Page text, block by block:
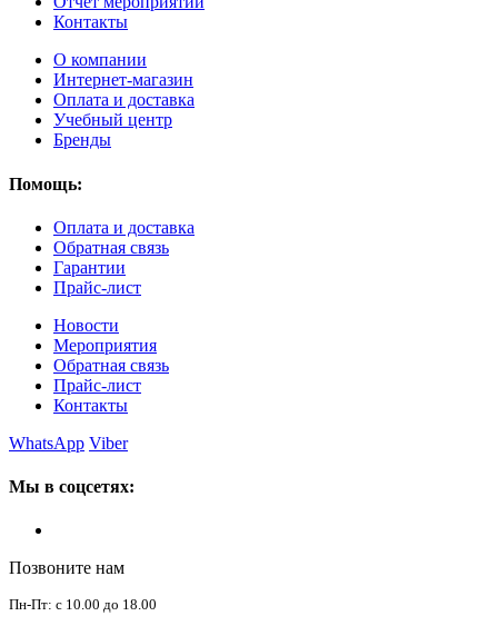
Контакты
О компании
Интернет-магазин
Оплата и доставка
Учебный центр
Бренды
Помощь:
Оплата и доставка
Обратная связь
Гарантии
Прайс-лист
Новости
Мероприятия
Обратная связь
Прайс-лист
Контакты
WhatsApp Viber
Мы в соцсетях:
Позвоните нам
Пн-Пт: с 10.00 до 18.00